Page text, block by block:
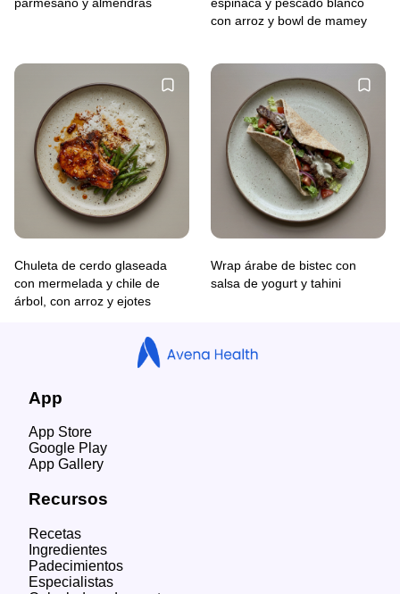
con arroz y bowl de mamey
Chuleta de cerdo glaseada
con mermelada y chile de
árbol, con arroz y ejotes
Wrap árabe de bistec con
salsa de yogurt y tahini
App
App Store
Google Play
App Gallery
Recursos
Recetas
Ingredientes
Padecimientos
Especialistas